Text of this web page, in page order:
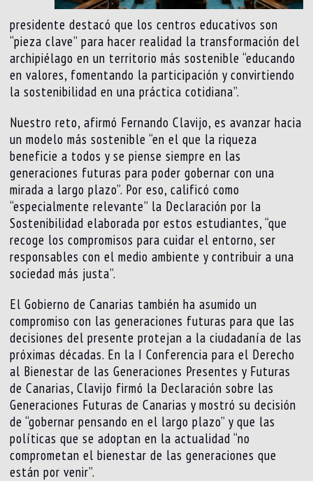
presidente destacó que los centros educativos son
“pieza clave” para hacer realidad la transformación del
archipiélago en un territorio más sostenible “educando
en valores, fomentando la participación y convirtiendo
la sostenibilidad en una práctica cotidiana”.
Nuestro reto, afirmó Fernando Clavijo, es avanzar hacia
un modelo más sostenible “en el que la riqueza
beneficie a todos y se piense siempre en las
generaciones futuras para poder gobernar con una
mirada a largo plazo”. Por eso, calificó como
“especialmente relevante” la Declaración por la
Sostenibilidad elaborada por estos estudiantes, “que
recoge los compromisos para cuidar el entorno, ser
responsables con el medio ambiente y contribuir a una
sociedad más justa”.
El Gobierno de Canarias también ha asumido un
compromiso con las generaciones futuras para que las
decisiones del presente protejan a la ciudadanía de las
próximas décadas. En la I Conferencia para el Derecho
al Bienestar de las Generaciones Presentes y Futuras
de Canarias, Clavijo firmó la Declaración sobre las
Generaciones Futuras de Canarias y mostró su decisión
de “gobernar pensando en el largo plazo” y que las
políticas que se adoptan en la actualidad “no
comprometan el bienestar de las generaciones que
están por venir”.